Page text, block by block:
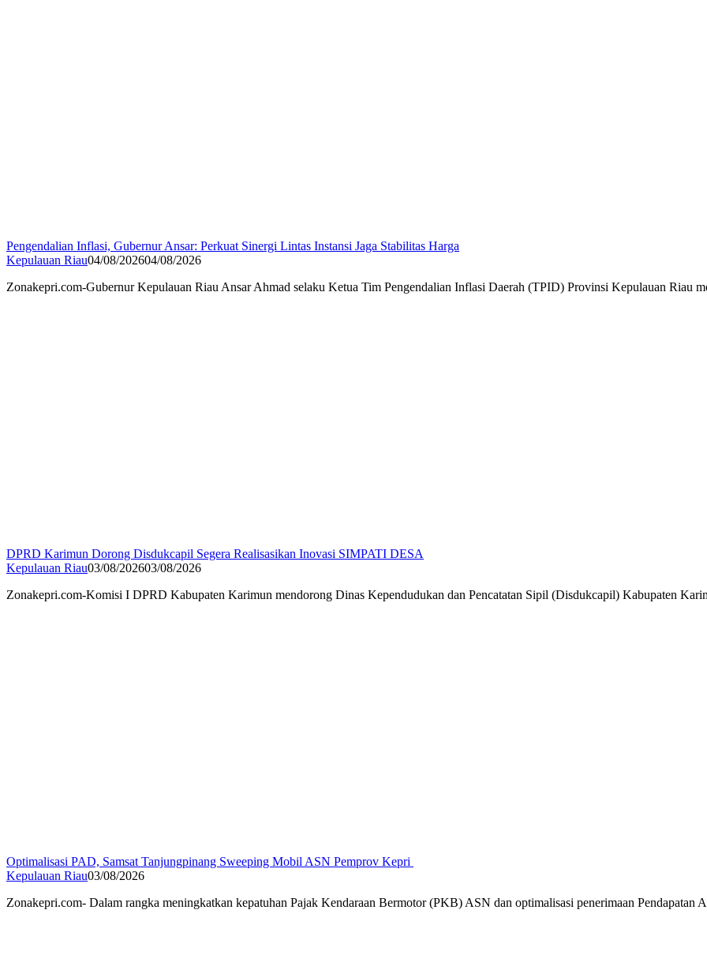
Pengendalian Inflasi, Gubernur Ansar: Perkuat Sinergi Lintas Instansi Jaga Stabilitas Harga
Kepulauan Riau04/08/202604/08/2026
Zonakepri.com-Gubernur Kepulauan Riau Ansar Ahmad selaku Ketua Tim Pengendalian Inflasi Daerah (TPID) Provinsi Kepulauan Riau
DPRD Karimun Dorong Disdukcapil Segera Realisasikan Inovasi SIMPATI DESA
Kepulauan Riau03/08/202603/08/2026
Zonakepri.com-Komisi I DPRD Kabupaten Karimun mendorong Dinas Kependudukan dan Pencatatan Sipil (Disdukcapil) Kabupaten
Optimalisasi PAD, Samsat Tanjungpinang Sweeping Mobil ASN Pemprov Kepri
Kepulauan Riau03/08/2026
Zonakepri.com- Dalam rangka meningkatkan kepatuhan Pajak Kendaraan Bermotor (PKB) ASN dan optimalisasi penerimaan